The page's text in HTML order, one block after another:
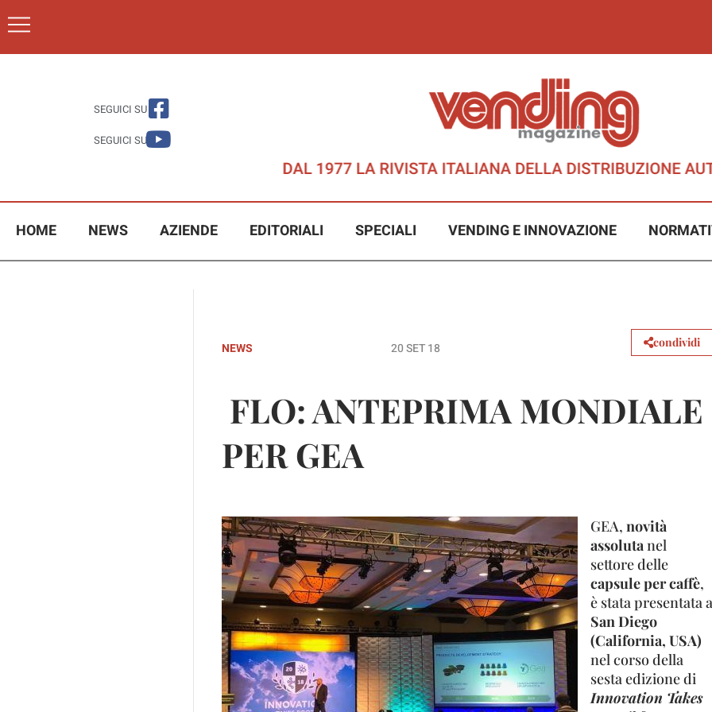
SEGUICI SU
SEGUICI SU
HOME NEWS AZIENDE EDITORIALI SPECIALI VENDING E INNOVAZIONE
NEWS 20 SET 18 condividi
FLO: ANTEPRIMA MONDIALE
PER GEA
GEA, novità
assolutanel
settore delle
capsule per caffè,
è stata presentata a
San Diego
(California, USA)
nel corso della
sesta edizione di
Innovation Takes